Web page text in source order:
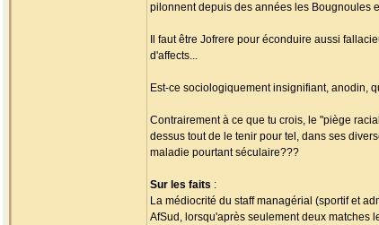
pilonnent depuis des années les Bougnoules
Il faut être Jofrere pour éconduire aussi
d'affects...
Est-ce sociologiquement insignifiant, anodin,
Contrairement à ce que tu crois, le "piège
dessus tout de le tenir pour tel, dans ses
maladie pourtant séculaire???
Sur les faits :
La médiocrité du staff managérial (sportif et
AfSud, lorsqu'après seulement deux matches